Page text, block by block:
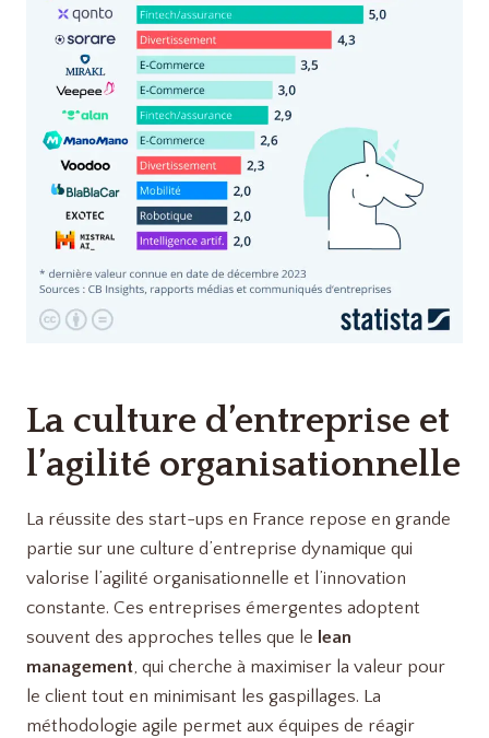
La culture d’entreprise et
l’agilité organisationnelle
La réussite des start-ups en France repose en grande
partie sur une culture d’entreprise dynamique qui
valorise l’agilité organisationnelle et l’innovation
constante. Ces entreprises émergentes adoptent
souvent des approches telles que le lean
management, qui cherche à maximiser la valeur pour
le client tout en minimisant les gaspillages. La
méthodologie agile permet aux équipes de réagir